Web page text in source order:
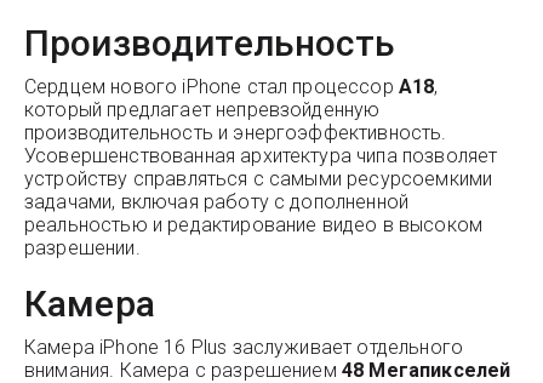
Производительность
Сердцем нового iPhone стал процессор A18,
который предлагает непревзойденную
производительность и энергоэффективность.
Усовершенствованная архитектура чипа позволяет
устройству справляться с самыми ресурсоемкими
задачами, включая работу с дополненной
реальностью и редактирование видео в высоком
разрешении.
Камера
Камера iPhone 16 Plus заслуживает отдельного
внимания. Камера с разрешением 48 Мегапикселей